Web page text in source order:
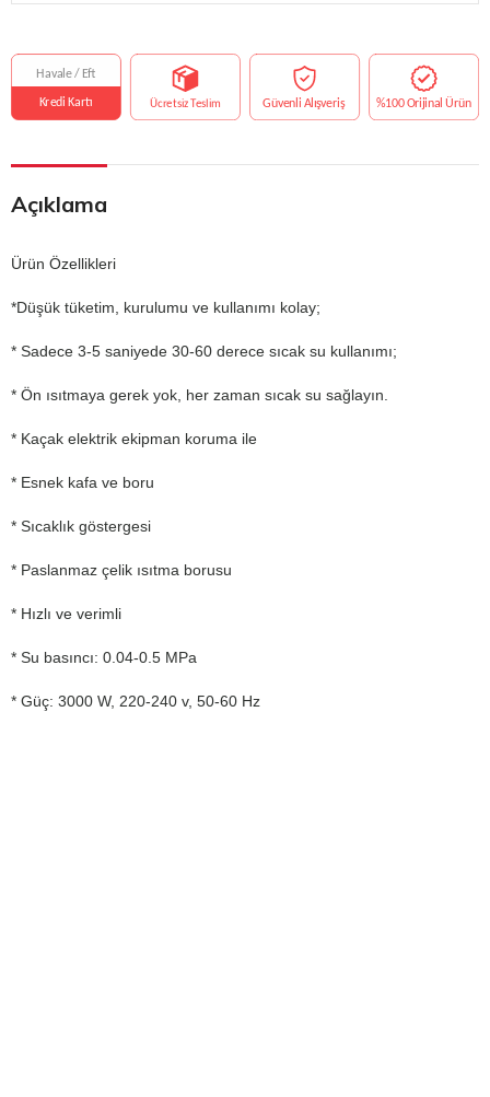
Açıklama
Ürün Özellikleri
*Düşük tüketim, kurulumu ve kullanımı kolay;
* Sadece 3-5 saniyede 30-60 derece sıcak su kullanımı;
* Ön ısıtmaya gerek yok, her zaman sıcak su sağlayın.
* Kaçak elektrik ekipman koruma ile
* Esnek kafa ve boru
* Sıcaklık göstergesi
* Paslanmaz çelik ısıtma borusu
* Hızlı ve verimli
* Su basıncı: 0.04-0.5 MPa
* Güç: 3000 W, 220-240 v, 50-60 Hz